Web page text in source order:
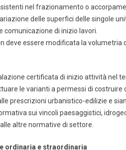
nel frazionamento o
delle superfici delle singole
di inizio lavori.
deve essere modificata la volumetria
certificata di inizio attività nel
le varianti a permessi di
prescrizioni urbanistico-edilizie e
sui vincoli paesaggistici,
altre normative di settore.
ordinaria e straordinaria